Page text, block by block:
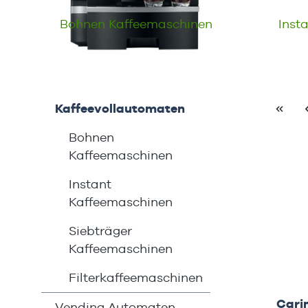
Bohnen Kaffeemaschinen
Kaffeevollautomaten
Bohnen
Kaffeemaschinen
Instant
Kaffeemaschinen
Siebträger
Kaffeemaschinen
Filterkaffeemaschinen